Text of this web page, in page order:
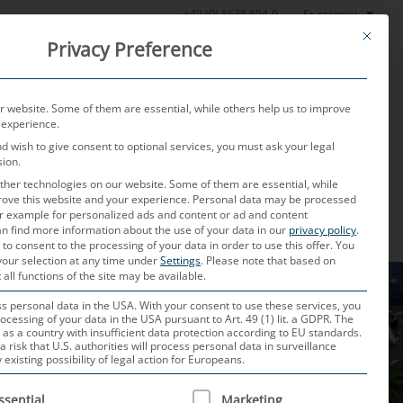
+49 (0) 8638 604-0 Български
лаборатория Новини За нас Контакт
This
Privacy Preference
website. Some of them are essential, while others help us to improve
wish to give consent to optional services, you must ask your legal
technologies on our website. Some of them are essential, while
this website and your experience. Personal data may be processed
example for personalized ads and content or ad and content
find more information about the use of your data in our privacy policy.
consent to the processing of your data in order to use this offer.You
selection at any time underSettings. Please note that based on
functions of the site may be available.
personal data in the USA. With your consent to use these services, you
of your data in the USA pursuant to Art. 49 (1) lit. a GDPR. The
as a country with insufficient data protection according to EU standards.
risk that U.S. authorities will process personal data in surveillance
possibility of legal action for Europeans.
IS A LIST OF SERVICE GROUPS FOR WHICH CONSENT